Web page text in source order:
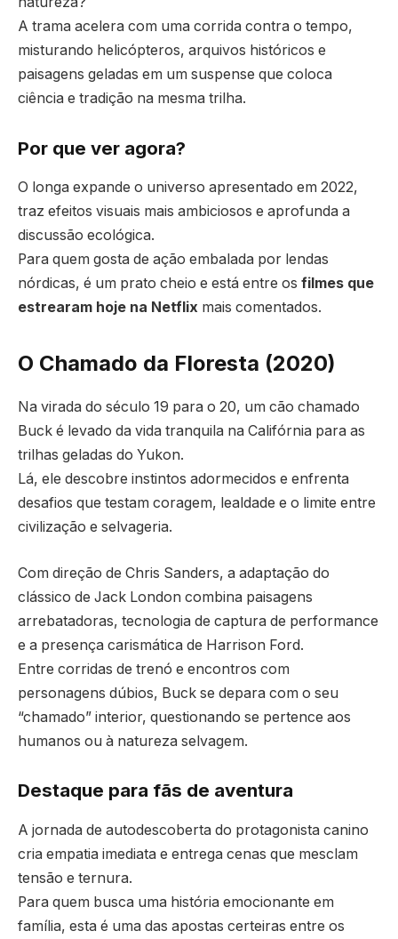
A trama acelera com uma corrida contra o tempo,
misturando helicópteros, arquivos históricos e
paisagens geladas em um suspense que coloca
ciência e tradição na mesma trilha.
Por que ver agora?
O longa expande o universo apresentado em 2022,
traz efeitos visuais mais ambiciosos e aprofunda a
discussão ecológica.
Para quem gosta de ação embalada por lendas
nórdicas, é um prato cheio e está entre os filmes que
estrearam hoje na Netflix mais comentados.
O Chamado da Floresta (2020)
Na virada do século 19 para o 20, um cão chamado
Buck é levado da vida tranquila na Califórnia para as
trilhas geladas do Yukon.
Lá, ele descobre instintos adormecidos e enfrenta
desafios que testam coragem, lealdade e o limite entre
civilização e selvageria.
Com direção de Chris Sanders, a adaptação do
clássico de Jack London combina paisagens
arrebatadoras, tecnologia de captura de performance
e a presença carismática de Harrison Ford.
Entre corridas de trenó e encontros com
personagens dúbios, Buck se depara com o seu
“chamado” interior, questionando se pertence aos
humanos ou à natureza selvagem.
Destaque para fãs de aventura
A jornada de autodescoberta do protagonista canino
cria empatia imediata e entrega cenas que mesclam
tensão e ternura.
Para quem busca uma história emocionante em
família, esta é uma das apostas certeiras entre os